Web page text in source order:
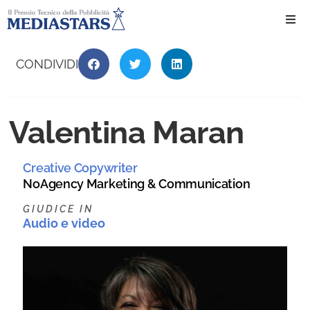
CONDIVIDI
Valentina Maran
Creative Copywriter
NoAgency Marketing & Communication
GIUDICE IN
Audio e video